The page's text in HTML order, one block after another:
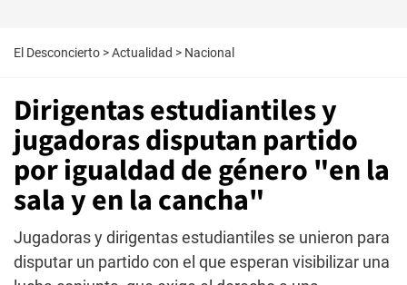
El Desconcierto >Actualidad > Nacional
Dirigentas estudiantiles y
jugadoras disputan partido
por igualdad de género "en la
sala y en la cancha"
Jugadoras y dirigentas estudiantiles se unieron para
disputar un partido con el que esperan visibilizar una